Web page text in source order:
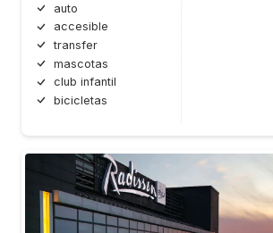
auto
accesible
transfer
mascotas
club infantil
bicicletas